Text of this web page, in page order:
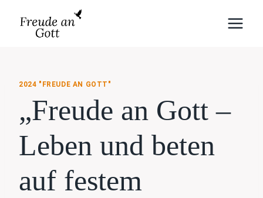
Inhalt
springen
2024 "FREUDE AN GOTT"
„Freude an Gott –
Leben und beten
auf festem